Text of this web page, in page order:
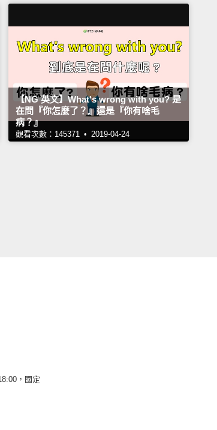
【NG 英文】What's wrong with you? 是
在問『你怎麼了？』還是『你有啥毛
病？』
觀看次數：145371 • 2019-04-24
，國定